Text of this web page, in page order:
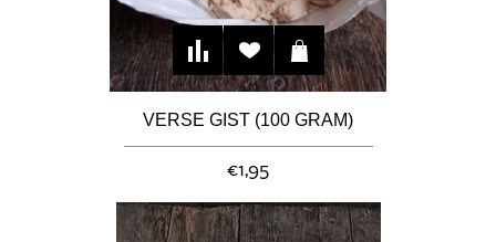
VERSE GIST (100 GRAM)
€1,95